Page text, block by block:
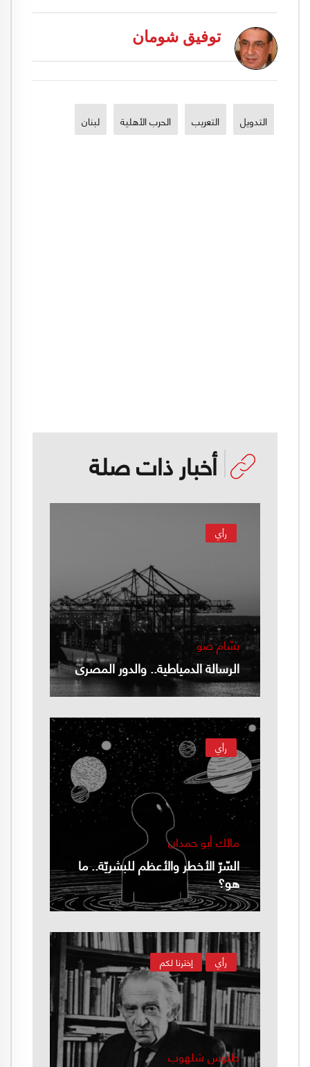
توفيق شومان
التدويل التعريب الحرب الأهلية لبنان
أخبار ذات صلة
رأي
بسّام ضو
الرسالة الدمياطية.. والدور المصري
رأي
مالك أبو حمدان
السّرّ الأخطر والأعظم للبشريّة.. ما
هو؟
إخترنا لكم رأي
طنوس شلهوب